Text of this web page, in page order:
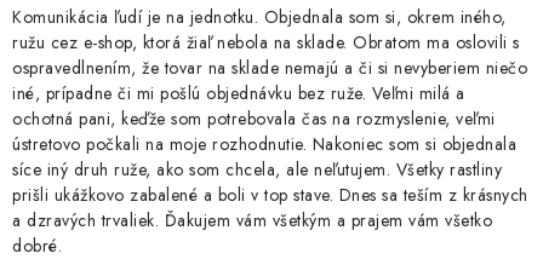
Komunikácia ľudí je na jednotku. Objednala som si, okrem iného,
ružu cez e-shop, ktorá žiaľ nebola na sklade. Obratom ma oslovili s
ospravedlnením, že tovar na sklade nemajú a či si nevyberiem niečo
iné, prípadne či mi pošlú objednávku bez ruže. Veľmi milá a
ochotná pani, keďže som potrebovala čas na rozmyslenie, veľmi
ústretovo počkali na moje rozhodnutie. Nakoniec som si objednala
síce iný druh ruže, ako som chcela, ale neľutujem. Všetky rastliny
prišli ukážkovo zabalené a boli v top stave. Dnes sa teším z krásnych
a dzravých trvaliek. Ďakujem vám všetkým a prajem vám všetko
dobré.